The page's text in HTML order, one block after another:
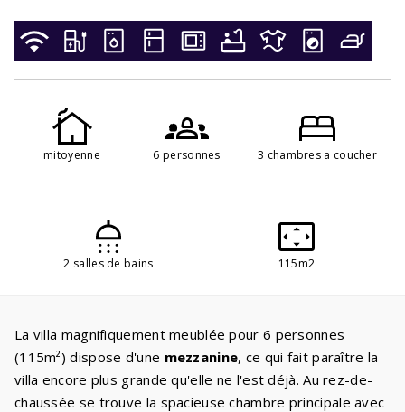
mitoyenne 6 personnes 3 chambres a coucher
2 salles de bains 115m2
La villa magnifiquement meublée pour 6 personnes
(115m²) dispose d'une mezzanine, ce qui fait paraître la
villa encore plus grande qu'elle ne l'est déjà. Au rez-de-
chaussée se trouve la spacieuse chambre principale avec